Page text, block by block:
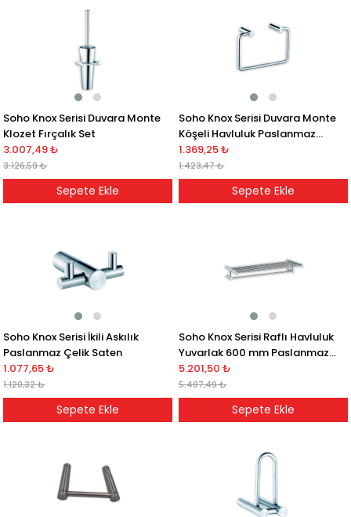
Soho Knox Serisi Duvara Monte
Klozet Fırçalık Set
3.007,49 ₺
3.126,59 ₺
Sepete Ekle
Soho Knox Serisi Duvara Monte
Köşeli Havluluk Paslanmaz
Çelik Saten
1.369,25 ₺
1.423,47 ₺
Sepete Ekle
Soho Knox Serisi İkili Askılık
Paslanmaz Çelik Saten
1.077,65 ₺
1.120,32 ₺
Sepete Ekle
Soho Knox Serisi Raflı Havluluk
Yuvarlak 600 mm Paslanmaz
Çelik Saten
5.201,50 ₺
5.407,49 ₺
Sepete Ekle